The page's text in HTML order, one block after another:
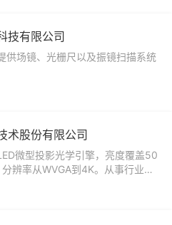
技有限公司
供场镜、光栅尺以及振镜扫描系统
术股份有限公司
微型投影光学引擎，亮度覆盖50
辨率从WVGA到4K。从事行业涉
、3D打印等多个领域。